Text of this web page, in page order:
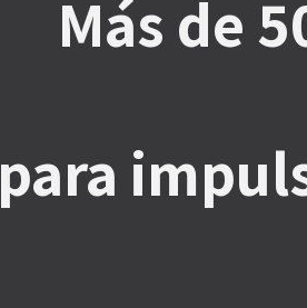
Más de
para